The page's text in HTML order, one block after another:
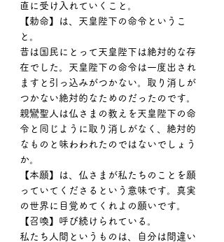
直に受け入れていくこと。
【勅命】は、天皇陛下の命令というこ
と。
昔は国民にとって天皇陛下は絶対的な存
在でした。天皇陛下の命令は一度出され
ますと引っ込みがつかない。取り消しが
つかない絶対的なためのだったのです。
親鸞聖人は仏さまの教えを天皇陛下の命
令と同じように取り消しがなく、絶対的
なものと味わわれたのではないでしょう
か。
【本願】は、仏さまが私たちのことを願
っていてくださるという意味です。真実
の世界に目覚めてくれよの願いです。
【召喚】呼び続けられている。
私たち人間というものは、自分は間違い